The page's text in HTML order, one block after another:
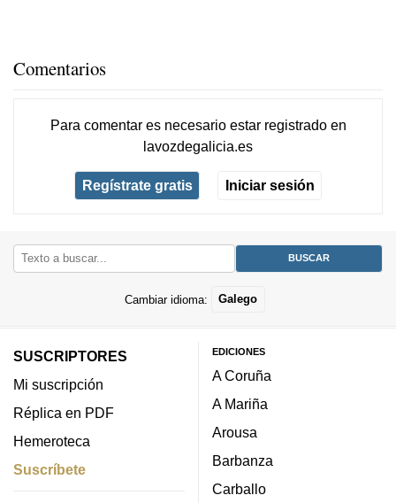
Comentarios
Para comentar es necesario estar registradoen
lavozdegalicia.es
Regístrate gratis Iniciar sesión
Cambiar idioma: Galego
SUSCRIPTORES
Mi suscripción
Réplica en PDF
Hemeroteca
Suscríbete
EDICIONES
A Coruña
A Mariña
Arousa
Barbanza
Carballo